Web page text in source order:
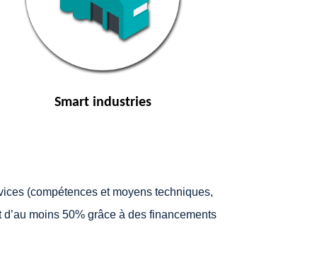
Smart industries
(compétences et moyens techniques,
moins 50% grâce à des financements